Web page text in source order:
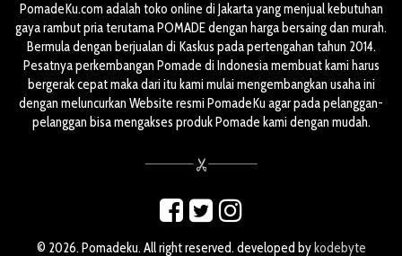
PomadeKu.com adalah toko online di Jakarta yang menjual kebutuhan
gaya rambut pria terutama POMADE dengan harga bersaing dan murah.
Bermula dengan berjualan di Kaskus pada pertengahan tahun 2014.
Pesatnya perkembangan Pomade di Indonesia membuat kami harus
bergerak cepat maka dari itu kami mulai mengembangkan usaha ini
dengan meluncurkan Website resmi PomadeKu agar pada pelanggan-
pelanggan bisa mengakses produk Pomade kami dengan mudah.
© 2026. Pomadeku. All right reserved. developed by kodebyte